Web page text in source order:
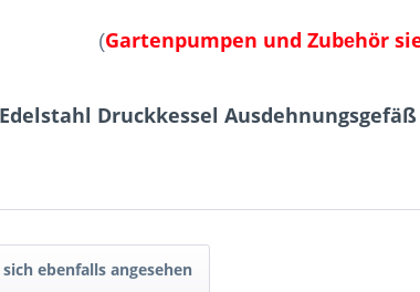
(Gartenpumpen und Zubehör
Druckkessel
ebenfalls angesehen